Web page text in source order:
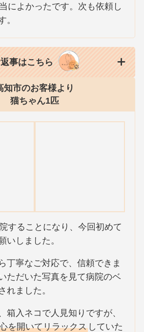
によかったです。次も依頼し
。
事はこちら
知市のお客様より
猫ちゃん1匹
することになり、今回初めて
いしました。
丁寧なご対応で、信頼できま
ただいた写真を見て病院のベ
れました。
箱入ネコで人見知りですが、
を開いてリラックス していた